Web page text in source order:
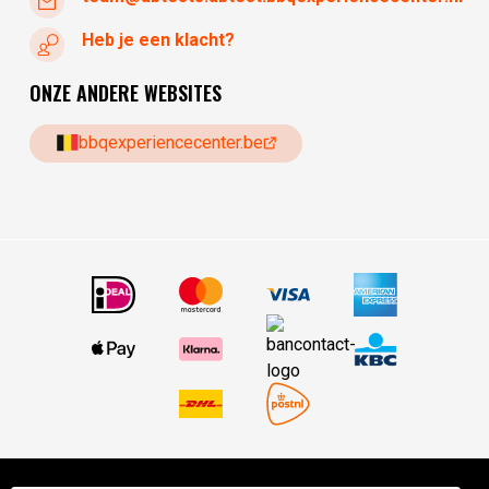
Heb je een klacht?
ONZE ANDERE WEBSITES
bbqexperiencecenter.be